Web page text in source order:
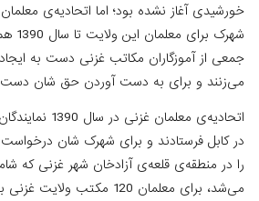
خورشیدی آغاز نشده بود؛ اما اتحادیه‌ی
شهرک
جمعی از آموزگاران مکاتب غزنی دست به ایجاد
می‌زنند و برای به‌ دست آوردن حق ‌شان دست
اتحادیه‌ی معلمان
در کابل فرستادند و برای شهرک شان درخواست
را در منطقه‌ی قلعه‌ی آزادخان شهر غزنی که
می‌شد، برای معلمان 120 مکتب